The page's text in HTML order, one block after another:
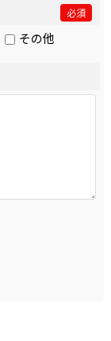
必須
その他